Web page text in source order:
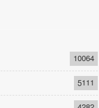
10064
5111